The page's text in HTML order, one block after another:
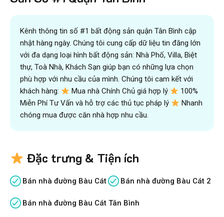
Kênh thông tin số #1 bất động sản quận Tân Bình cập
nhật hàng ngày. Chúng tôi cung cấp dữ liệu tin đăng lớn
với đa dạng loại hình bất động sản: Nhà Phố, Villa, Biệt
thự, Toà Nhà, Khách Sạn giúp bạn có những lựa chọn
phù hợp với nhu cầu của mình. Chúng tôi cam kết với
khách hàng:
Mua nhà Chính Chủ giá hợp lý
100%
Miễn Phí Tư Vấn và hỗ trợ các thủ tục pháp lý
Nhanh
chóng mua được căn nhà hợp nhu cầu.
Đặc trưng & Tiện ích
Bán nhà đường Bàu Cát Bán nhà đường Bàu Cát 2
Bán nhà đường Bàu Cát Tân Bình